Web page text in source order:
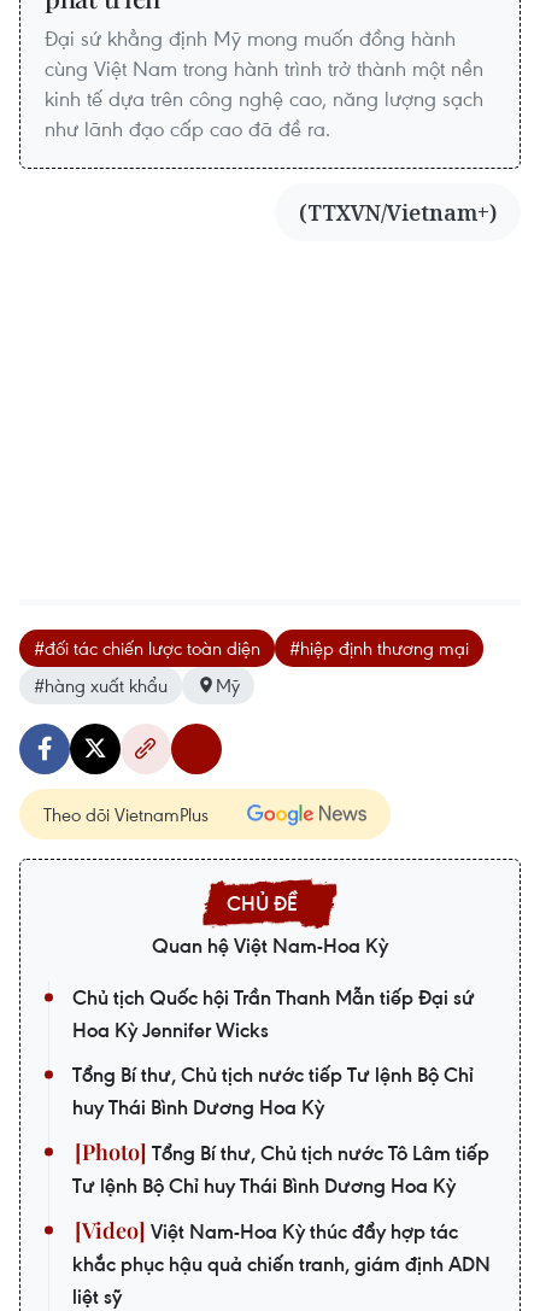
Đại sứ khẳng định Mỹ mong muốn đồng hành
cùng Việt Nam trong hành trình trở thành một nền
kinh tế dựa trên công nghệ cao, năng lượng sạch
như lãnh đạo cấp cao đã đề ra.
(TTXVN/Vietnam+)
#đối tác chiến lược toàn diện
#hiệp định thương mại
#hàng xuất khẩu
Mỹ
Theo dõi VietnamPlus
Quan hệ Việt Nam-Hoa Kỳ
Chủ tịch Quốc hội Trần Thanh Mẫn tiếp Đại sứ
Hoa Kỳ Jennifer Wicks
Tổng Bí thư, Chủ tịch nước tiếp Tư lệnh Bộ Chỉ
huy Thái Bình Dương Hoa Kỳ
Tổng Bí thư, Chủ tịch nước Tô Lâm tiếp
Tư lệnh Bộ Chỉ huy Thái Bình Dương Hoa Kỳ
Việt Nam-Hoa Kỳ thúc đẩy hợp tác
khắc phục hậu quả chiến tranh, giám định ADN
liệt sỹ